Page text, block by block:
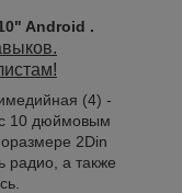
Android .
(4) -
10 дюймовым
2Din
радио, а также